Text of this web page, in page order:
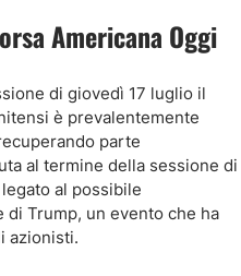
Americana Oggi
di giovedì 17 luglio il
è prevalentemente
parte
al termine della sessione di
al possibile
Trump, un evento che ha
azionisti.